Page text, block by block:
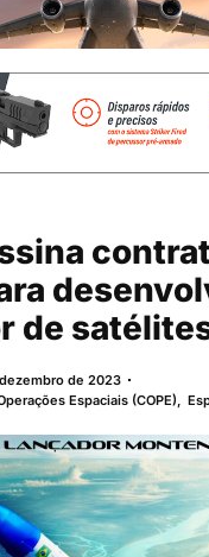
de
de 2023
Espaciais (COPE),